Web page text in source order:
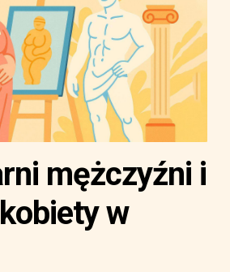
mężczyźni i
w